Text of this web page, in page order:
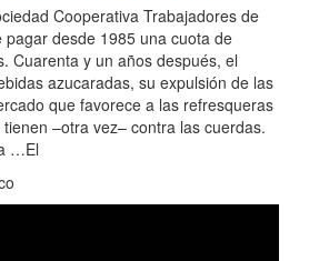
Cooperativa Trabajadores de
pagar desde 1985 una cuota de
Cuarenta y un años después, el
azucaradas, su expulsión de las
que favorece a las refresqueras
–otra vez– contra las cuerdas.
…El